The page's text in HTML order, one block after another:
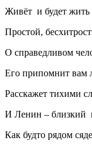
Живёт и будет жить
Простой,
О справедливом
Его припомнит вам
Расскажет тихими
И Ленин – близкий
Как будто рядом